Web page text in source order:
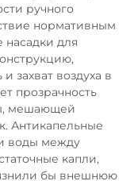
ручного
нормативным
для
захват воздуха в
прозрачность
мешающей
Антикапельные
воды между
капли,
бы внешнюю